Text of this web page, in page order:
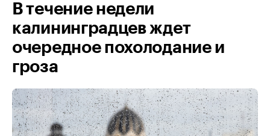
В течение недели
калининградцев ждет
очередное похолодание и
гроза